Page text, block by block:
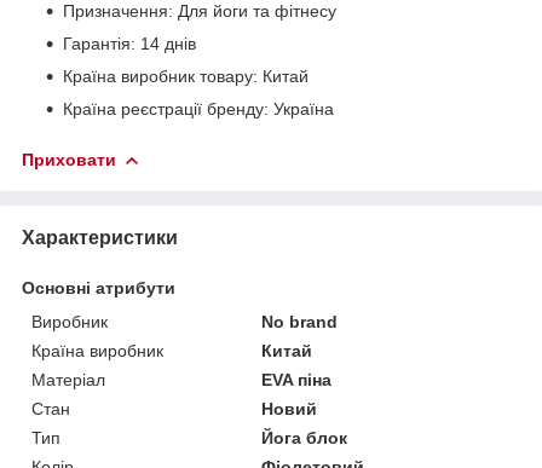
Призначення: Для йоги та фітнесу
Гарантія: 14 днів
Країна виробник товару: Китай
Країна реєстрації бренду: Україна
Приховати
Характеристики
Основні атрибути
Виробник
No brand
Країна виробник
Китай
Матеріал
EVA піна
Стан
Новий
Тип
Йога блок